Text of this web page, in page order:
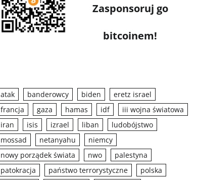
Zasponsoruj go
bitcoinem!
atak banderowcy biden
eretz israel
francja
gaza hamas idf
iii wojna światowa
iran
isis izrael liban
ludobójstwo
mossad
netanyahu
niemcy
nowy porządek świata
nwo
palestyna
patokracja
państwo terrorystyczne
polska